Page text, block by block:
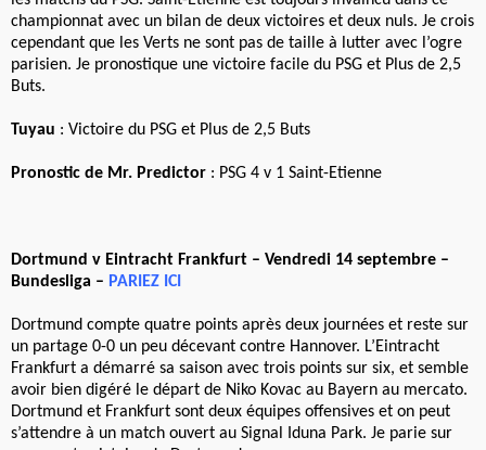
championnat avec un bilan de deux victoires et deux nuls. Je crois
cependant que les Verts ne sont pas de taille à lutter avec l’ogre
parisien. Je pronostique une victoire facile du PSG et Plus de 2,5
Buts.
Tuyau : Victoire du PSG et Plus de 2,5 Buts
Pronostic de Mr. Predictor : PSG 4 v 1 Saint-Etienne
Dortmund v Eintracht Frankfurt – Vendredi 14 septembre –
Bundesliga – PARIEZ ICI
Dortmund compte quatre points après deux journées et reste sur
un partage 0-0 un peu décevant contre Hannover. L’Eintracht
Frankfurt a démarré sa saison avec trois points sur six, et semble
avoir bien digéré le départ de Niko Kovac au Bayern au mercato.
Dortmund et Frankfurt sont deux équipes offensives et on peut
s’attendre à un match ouvert au Signal Iduna Park. Je parie sur